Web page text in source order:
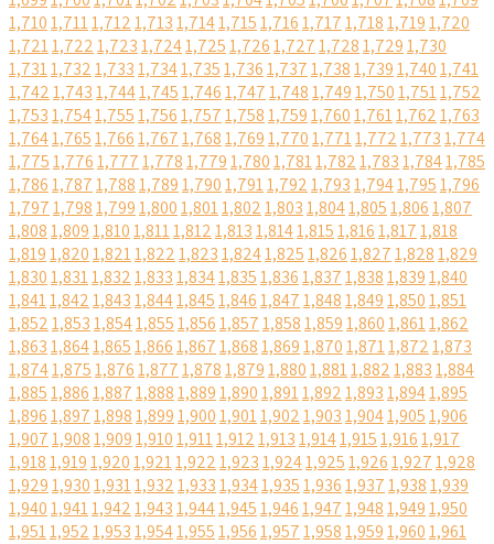
1,7101,7111,7121,7131,7141,7151,7161,7171,7181,7191,720
1,7211,7221,7231,7241,7251,7261,7271,7281,7291,730
1,7311,7321,7331,7341,7351,7361,7371,7381,7391,7401,741
1,7421,7431,7441,7451,7461,7471,7481,7491,7501,7511,752
1,7531,7541,7551,7561,7571,7581,7591,7601,7611,7621,763
1,7641,7651,7661,7671,7681,7691,7701,7711,7721,7731,774
1,7751,7761,7771,7781,7791,7801,7811,7821,7831,7841,785
1,7861,7871,7881,7891,7901,7911,7921,7931,7941,7951,796
1,7971,7981,7991,8001,8011,8021,8031,8041,8051,8061,807
1,8081,8091,8101,8111,8121,8131,8141,8151,8161,8171,818
1,8191,8201,8211,8221,8231,8241,8251,8261,8271,8281,829
1,8301,8311,8321,8331,8341,8351,8361,8371,8381,8391,840
1,8411,8421,8431,8441,8451,8461,8471,8481,8491,8501,851
1,8521,8531,8541,8551,8561,8571,8581,8591,8601,8611,862
1,8631,8641,8651,8661,8671,8681,8691,8701,8711,8721,873
1,8741,8751,8761,8771,8781,8791,8801,8811,8821,8831,884
1,8851,8861,8871,8881,8891,8901,8911,8921,8931,8941,895
1,8961,8971,8981,8991,9001,9011,9021,9031,9041,9051,906
1,9071,9081,9091,9101,9111,9121,9131,9141,9151,9161,917
1,9181,9191,9201,9211,9221,9231,9241,9251,9261,9271,928
1,9291,9301,9311,9321,9331,9341,9351,9361,9371,9381,939
1,9401,9411,9421,9431,9441,9451,9461,9471,9481,9491,950
1,9511,9521,9531,9541,9551,9561,9571,9581,9591,9601,961